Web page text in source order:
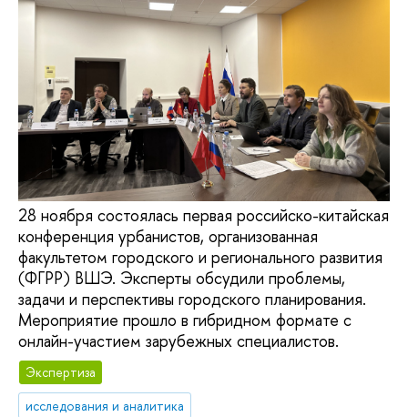
28 ноября состоялась первая российско-китайская
конференция урбанистов, организованная
факультетом городского и регионального развития
(ФГРР) ВШЭ. Эксперты обсудили проблемы,
задачи и перспективы городского планирования.
Мероприятие прошло в гибридном формате с
онлайн-участием зарубежных специалистов.
Экспертиза
исследования и аналитика